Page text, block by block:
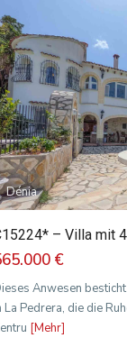
Dénia
– Villa mit
€
Anwesen
La Pedrera, die die
[Mehr]